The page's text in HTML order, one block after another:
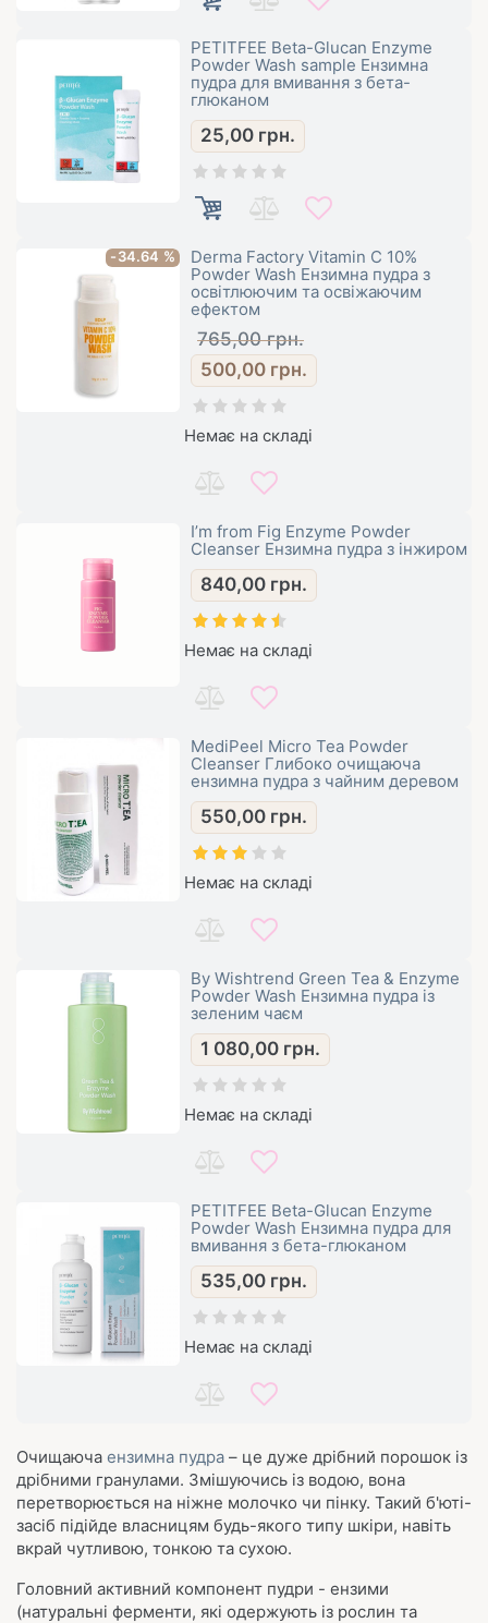
PETITFEE Beta-Glucan Enzyme
Powder Wash sample Ензимна
пудра для вмивання з бета-
глюканом
25,00 грн.
-34.64 %
Derma Factory Vitamin C 10%
Powder Wash Ензимна пудра з
освітлюючим та освіжаючим
ефектом
765,00 грн.
500,00 грн.
Немає на складі
I’m from Fig Enzyme Powder
Cleanser Ензимна пудра з інжиром
840,00 грн.
Немає на складі
MediPeel Micro Tea Powder
Cleanser Глибоко очищаюча
ензимна пудра з чайним деревом
550,00 грн.
Немає на складі
By Wishtrend Green Tea & Enzyme
Powder Wash Ензимна пудра із
зеленим чаєм
1 080,00 грн.
Немає на складі
PETITFEE Beta-Glucan Enzyme
Powder Wash Ензимна пудра для
вмивання з бета-глюканом
535,00 грн.
Немає на складі
Очищаюча ензимна пудра – це дуже дрібний порошок із
дрібними гранулами. Змішуючись із водою, вона
перетворюється на ніжне молочко чи пінку. Такий б'юті-
засіб підійде власницям будь-якого типу шкіри, навіть
вкрай чутливою, тонкою та сухою.
Головний активний компонент пудри - ензими
(натуральні ферменти, які одержують із рослин та